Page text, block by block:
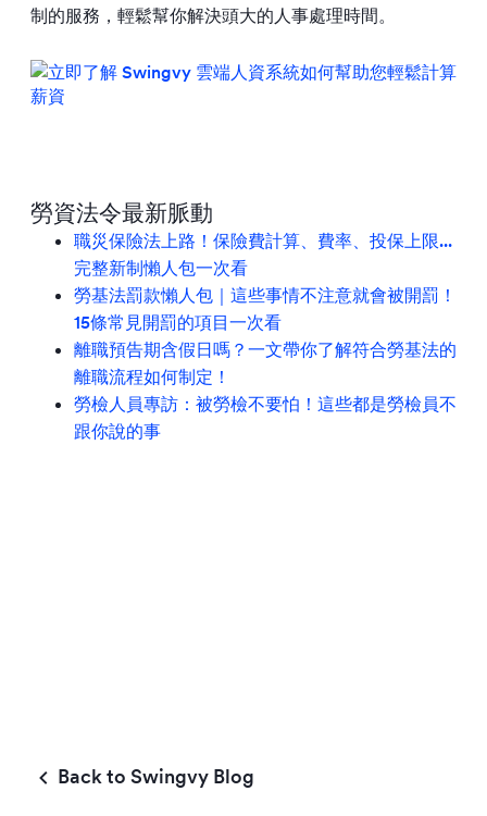
制的服務，輕鬆幫你解決頭大的人事處理時間。
勞資法令最新脈動
職災保險法上路！保險費計算、費率、投保上限...
完整新制懶人包一次看
勞基法罰款懶人包｜這些事情不注意就會被開罰！
15條常見開罰的項目一次看
離職預告期含假日嗎？一文帶你了解符合勞基法的
離職流程如何制定！
勞檢人員專訪：被勞檢不要怕！這些都是勞檢員不
跟你說的事
Back to Swingvy Blog